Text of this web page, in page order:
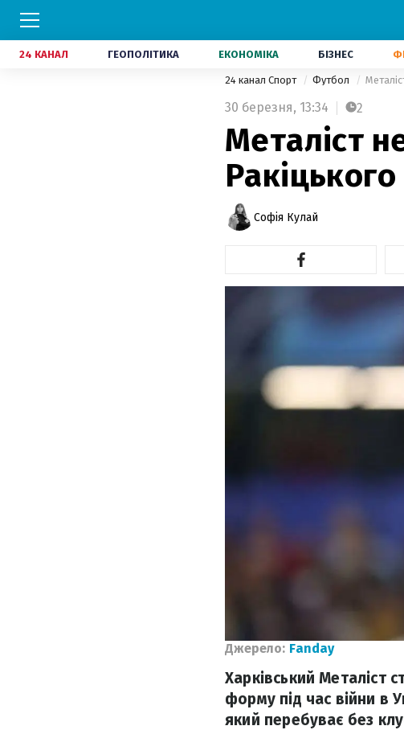
24 КАНАЛ ГЕОПОЛІТИКА ЕКОНОМІКА БІЗНЕС
24 канал Спорт Футбол
30 березня, 13:34 2
Металіст
Ракіцького
Софія Кулай
Джерело: Fanday
Харківський Металіст
форму під час війни в
який перебуває без